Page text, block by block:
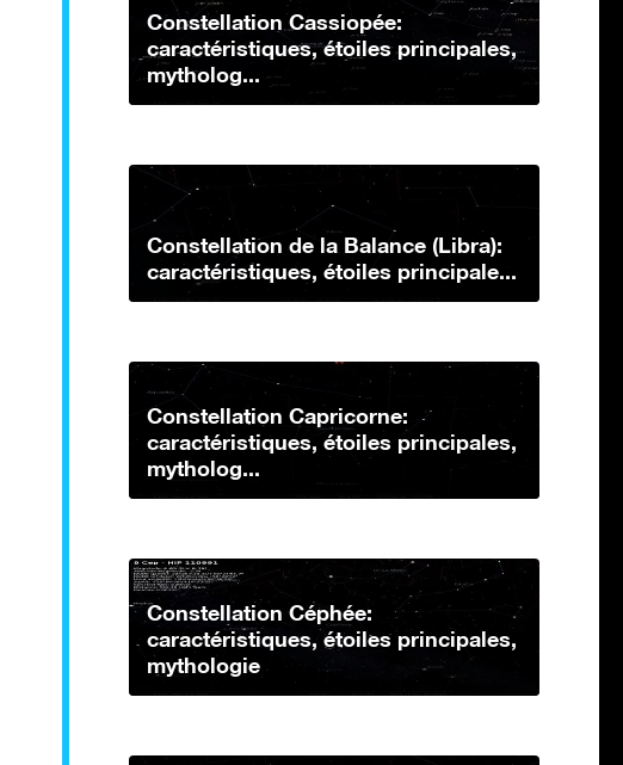
Constellation Cassiopée:
caractéristiques, étoiles principales,
mytholog...
Constellation de la Balance (Libra):
caractéristiques, étoiles principale...
Constellation Capricorne:
caractéristiques, étoiles principales,
mytholog...
Constellation Céphée:
caractéristiques, étoiles principales,
mythologie